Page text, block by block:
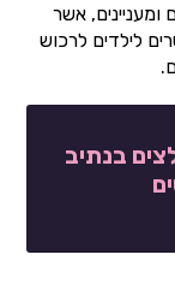
ומעניינים, אשר
לילדים לרכוש
בנתיב